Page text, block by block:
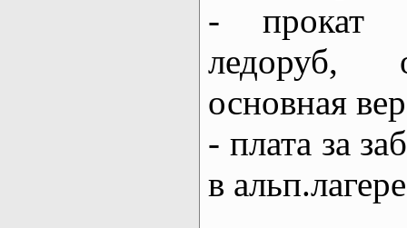
- прокат
ледоруб,
основная
- плата за
в альп.лагере